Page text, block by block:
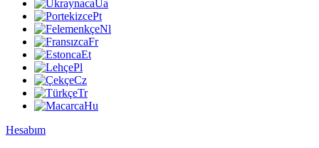
Ua
Pt
Nl
Fr
Et
Pl
Cz
Tr
Hu
Hesabım